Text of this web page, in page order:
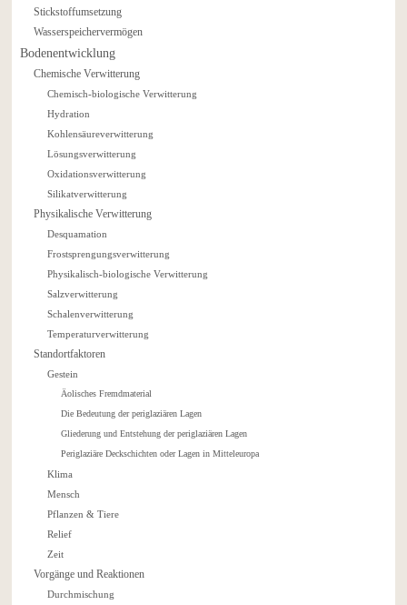
Stickstoffumsetzung
Wasserspeichervermögen
Bodenentwicklung
Chemische Verwitterung
Chemisch-biologische Verwitterung
Hydration
Kohlensäureverwitterung
Lösungsverwitterung
Oxidationsverwitterung
Silikatverwitterung
Physikalische Verwitterung
Desquamation
Frostsprengungsverwitterung
Physikalisch-biologische Verwitterung
Salzverwitterung
Schalenverwitterung
Temperaturverwitterung
Standortfaktoren
Gestein
Äolisches Fremdmaterial
Die Bedeutung der periglaziären Lagen
Gliederung und Entstehung der periglaziären Lagen
Periglaziäre Deckschichten oder Lagen in Mitteleuropa
Klima
Mensch
Pflanzen & Tiere
Relief
Zeit
Vorgänge und Reaktionen
Durchmischung